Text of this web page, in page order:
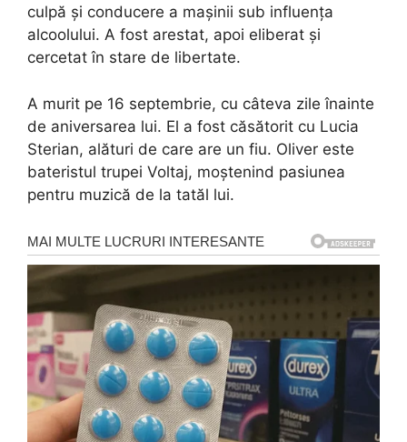
culpă și conducere a mașinii sub influența
alcoolului. A fost arestat, apoi eliberat și
cercetat în stare de libertate.
A murit pe 16 septembrie, cu câteva zile înainte
de aniversarea lui. El a fost căsătorit cu Lucia
Sterian, alături de care are un fiu. Oliver este
bateristul trupei Voltaj, moștenind pasiunea
pentru muzică de la tatăl lui.